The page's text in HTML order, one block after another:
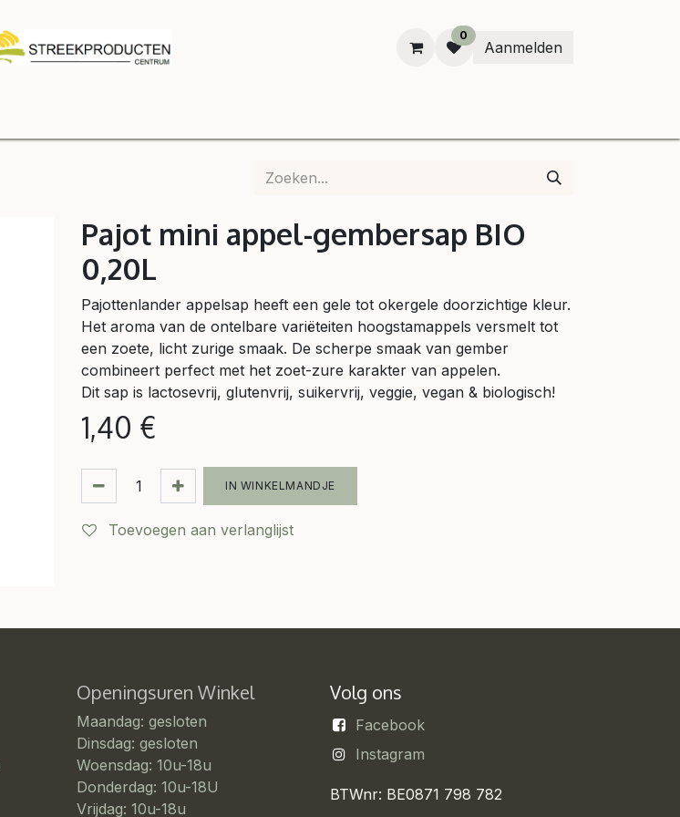
0
Aanmelden
Pajot mini appel-gembersap BIO
0,20L
Pajottenlander appelsap heeft een gele tot okergele doorzichtige kleur.
Het aroma van de ontelbare variëteiten hoogstamappels versmelt tot
een zoete, licht zurige smaak. De scherpe smaak van gember
combineert perfect met het zoet-zure karakter van appelen.
Dit sap is lactosevrij, glutenvrij, suikervrij, veggie, vegan & biologisch!
1,40 €
IN WINKELMANDJE
Toevoegen aan verlanglijst
Volg ons
Facebook
Instagram
BTWnr: BE0871 798 782
Openingsuren Winkel
Maandag: gesloten
Dinsdag: gesloten
Woensdag: 10u-18u
Donderdag: 10u-18U
Vrijdag: 10u-18u